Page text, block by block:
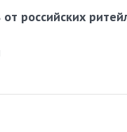
российских